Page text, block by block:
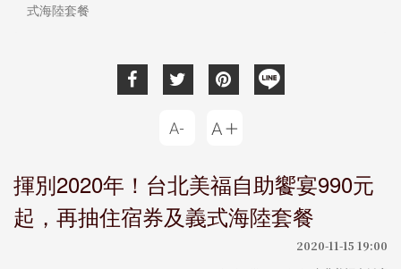
式海陸套餐
揮別2020年！台北美福自助饗宴990元
起，再抽住宿券及義式海陸套餐
2020-11-15 19:00